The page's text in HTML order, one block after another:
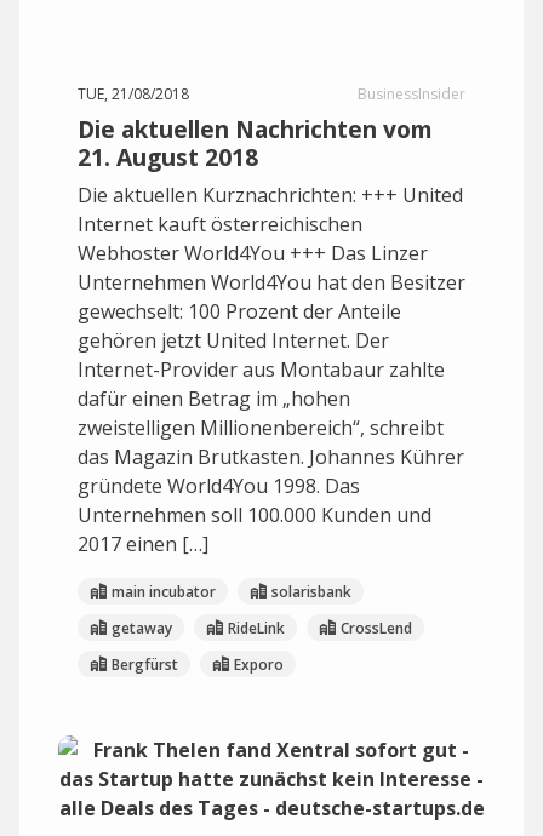
TUE, 21/08/2018 BusinessInsider
Die aktuellen Nachrichten vom
21. August 2018
Die aktuellen Kurznachrichten: +++ United
Internet kauft österreichischen
Webhoster World4You +++ Das Linzer
Unternehmen World4You hat den Besitzer
gewechselt: 100 Prozent der Anteile
gehören jetzt United Internet. Der
Internet-Provider aus Montabaur zahlte
dafür einen Betrag im „hohen
zweistelligen Millionenbereich“, schreibt
das Magazin Brutkasten. Johannes Kührer
gründete World4You 1998. Das
Unternehmen soll 100.000 Kunden und
2017 einen […]
main incubator
solarisbank
getaway
RideLink
CrossLend
Bergfürst
Exporo